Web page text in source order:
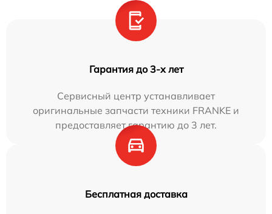
Гарантия до 3-х лет
Сервисный центр устанавливает
оригинальные запчасти техники FRANKE и
предоставляет гарантию до 3 лет.
Бесплатная доставка